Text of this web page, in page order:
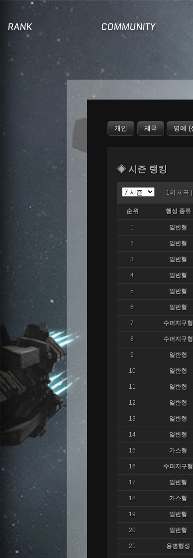
RANK COMMUNITY
◈ 시즌 랭킹
- 1위 제국
순위 행성 종류
1 일반형
2 일반형
3 일반형
4 일반형
5 일반형
6 일반형
7 수퍼지구형
8 수퍼지구형
9 일반형
10 일반형
11 일반형
12 일반형
13 일반형
14 일반형
15 가스형
16 수퍼지구형
17 일반형
18 가스형
19 일반형
20 일반형
21 용병행성